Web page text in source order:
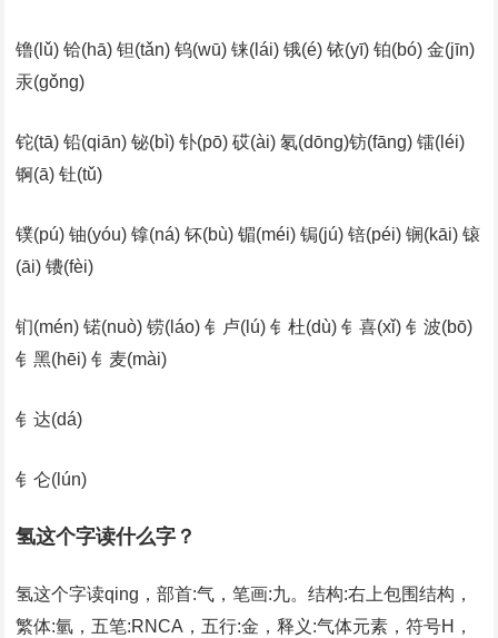
镥(lǔ) 铪(hā) 钽(tǎn) 钨(wū) 铼(lái) 锇(é) 铱(yī) 铂(bó) 金(jīn)
汞(gǒng)
铊(tā) 铅(qiān) 铋(bì) 钋(pō) 砹(ài) 氡(dōng)钫(fāng) 镭(léi)
锕(ā) 钍(tǔ)
镤(pú) 铀(yóu) 镎(ná) 钚(bù) 镅(méi) 锔(jú) 锫(péi) 锎(kāi) 锿
(āi) 镄(fèi)
钔(mén) 锘(nuò) 铹(láo) 钅卢(lú) 钅杜(dù) 钅喜(xǐ) 钅波(bō)
钅黑(hēi) 钅麦(mài)
钅达(dá)
钅仑(lún)
氢这个字读什么字？
氢这个字读qing，部首:气，笔画:九。结构:右上包围结构，
繁体:氫，五笔:RNCA，五行:金，释义:气体元素，符号H，